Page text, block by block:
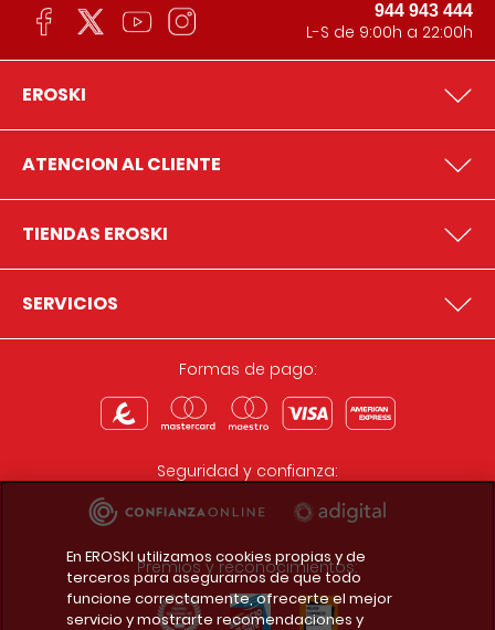
944 943 444
L-S de 9:00h a 22:00h
EROSKI
ATENCION AL CLIENTE
TIENDAS EROSKI
SERVICIOS
Formas de pago:
Seguridad y confianza:
Premios y reconocimientos:
En EROSKI utilizamos cookies propias y de
terceros para asegurarnos de que todo
funcione correctamente, ofrecerte el mejor
servicio y mostrarte recomendaciones y